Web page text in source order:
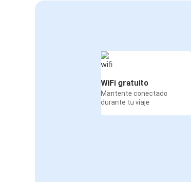
WiFi gratuito
Mantente conectado
durante tu viaje